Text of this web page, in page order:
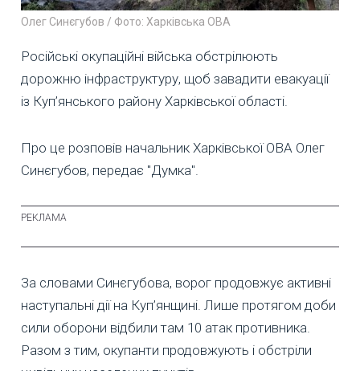
Олег Синєгубов / Фото: Харківська ОВА
Російські окупаційні війська обстрілюють
дорожню інфраструктуру, щоб завадити евакуації
із Куп’янського району Харківської області.
Про це розповів начальник Харківської ОВА Олег
Синєгубов, передає "Думка".
За словами Синєгубова, ворог продовжує активні
наступальні дії на Куп’янщині. Лише протягом доби
сили оборони відбили там 10 атак противника.
Разом з тим, окупанти продовжують і обстріли